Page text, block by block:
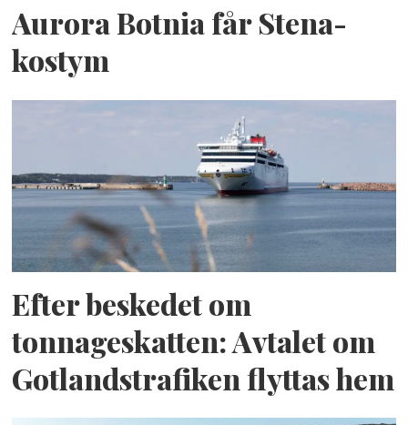
Aurora Botnia får Stena-
kostym
Efter beskedet om
tonnageskatten: Avtalet om
Gotlandstrafiken flyttas hem